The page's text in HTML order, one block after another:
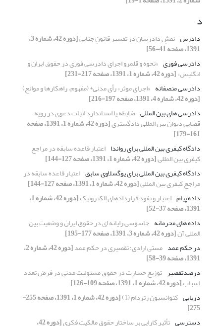
د
دادرس نقشِ دادرسان در تفسیرِ قانونِ جنایی [دوره 42، شماره 3،
1391، صفحه 41-56]
دادرسی فوری «نحوه و قلمرو اجرای دادرسی فوری در حقوق ایران و
انگلیس»[دوره 42، شماره 1، 1391، صفحه 217-231]
دادرسی منصفانه «اجرای موثر» رأی مدنی* (مفهوم، راهکارها و موانع)
[دوره 42، شماره 4، 1391، صفحه 197-216]
دادرسی های بین المللی ضابطه یا استاندارد اثبات دعوی در رویه
قضایی دیوان بین المللی دادگستری [دوره 42، شماره 1، 1391، صفحه
161-179]
دادگاه کیفری بین المللی برای رواندا اعتبار قاعده سابقه در مراجع
کیفری بین المللی[دوره 42، شماره 1، 1391، صفحه 127-144]
دادگاه کیفری بین المللی برای یوگسلاوی سابق اعتبار قاعده سابقه در
مراجع کیفری بین المللی[دوره 42، شماره 1، 1391، صفحه 127-144]
داده پیام اعتبار و نفوذ قراردادهای الکترونیک [دوره 42، شماره 1،
1391، صفحه 37-52]
داده های محرمانه جاسوسی رایانه ای در حقوق ایران و وضعیت بین
المللی آن[دوره 42، شماره 3، 1391، صفحه 177-195]
در حکم عمد مستی ارادی؛ تقصیری در حکم عمد [دوره 42، شماره 2،
1391، صفحه 39-58]
درصدتقصیر توزیع خسارت در حقوق مسئولیت مدنی در فرض تعدد
اسباب[دوره 42، شماره 1، 1391، صفحه 109-126]
دریایی کنوانسیون رتردام (1) [دوره 42، شماره 1، 1391، صفحه 255-
275]
دسترسی تأثیر کارایی بر ساختار حقوق مالکیت فکری [دوره 42،